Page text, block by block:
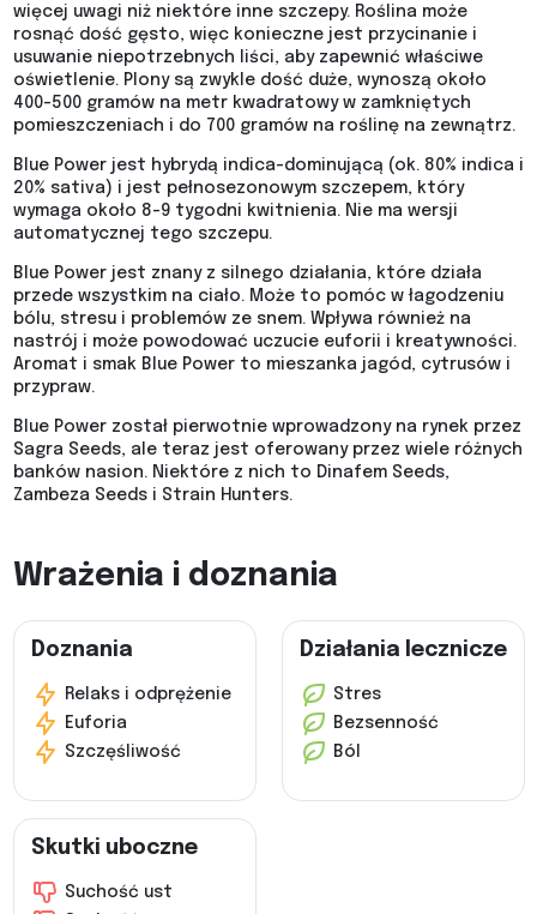
więcej uwagi niż niektóre inne szczepy. Roślina może
rosnąć dość gęsto, więc konieczne jest przycinanie i
usuwanie niepotrzebnych liści, aby zapewnić właściwe
oświetlenie. Plony są zwykle dość duże, wynoszą około
400-500 gramów na metr kwadratowy w zamkniętych
pomieszczeniach i do 700 gramów na roślinę na zewnątrz.
Blue Power jest hybrydą indica-dominującą (ok. 80% indica i
20% sativa) i jest pełnosezonowym szczepem, który
wymaga około 8-9 tygodni kwitnienia. Nie ma wersji
automatycznej tego szczepu.
Blue Power jest znany z silnego działania, które działa
przede wszystkim na ciało. Może to pomóc w łagodzeniu
bólu, stresu i problemów ze snem. Wpływa również na
nastrój i może powodować uczucie euforii i kreatywności.
Aromat i smak Blue Power to mieszanka jagód, cytrusów i
przypraw.
Blue Power został pierwotnie wprowadzony na rynek przez
Sagra Seeds, ale teraz jest oferowany przez wiele różnych
banków nasion. Niektóre z nich to Dinafem Seeds,
Zambeza Seeds i Strain Hunters.
Wrażenia i doznania
Doznania
Relaks i odprężenie
Euforia
Szczęśliwość
Działania lecznicze
Stres
Bezsenność
Ból
Skutki uboczne
Suchość ust